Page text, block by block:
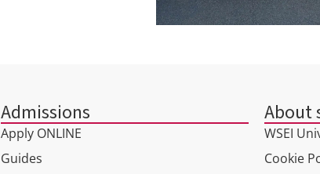
Admissions
Apply ONLINE
Guides
About
WSEI
Cookie